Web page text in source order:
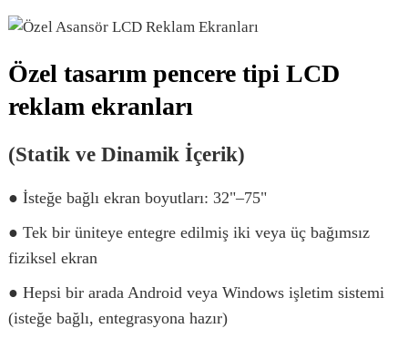
Özel tasarım pencere tipi LCD
reklam ekranları
(Statik ve Dinamik İçerik)
● İsteğe bağlı ekran boyutları: 32"–75"
● Tek bir üniteye entegre edilmiş iki veya üç bağımsız
fiziksel ekran
● Hepsi bir arada Android veya Windows işletim sistemi
(isteğe bağlı, entegrasyona hazır)